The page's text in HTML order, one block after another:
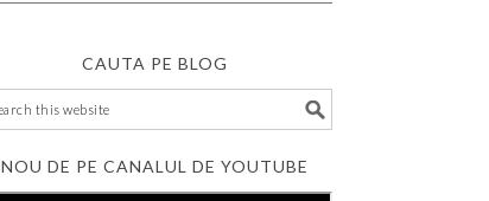
CAUTA PE BLOG
NOU DE PE CANALUL DE YOUTUBE